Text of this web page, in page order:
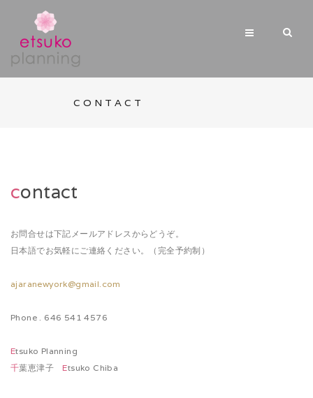
CONTACT
contact
お問合せは下記メールアドレスからどうぞ。
日本語でお気軽にご連絡ください。（完全予約制）
ajaranewyork@gmail.com
Phone . 646 541 4576
Etsuko Planning
千葉恵津子Etsuko Chiba